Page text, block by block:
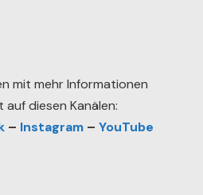
mit mehr Informationen
diesen Kanälen:
– Instagram – YouTube